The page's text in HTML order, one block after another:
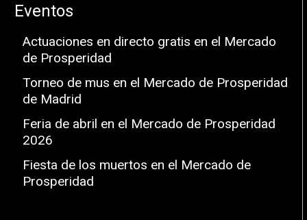
Eventos
Actuaciones en directo gratis en el Mercado
de Prosperidad
Torneo de mus en el Mercado de Prosperidad
de Madrid
Feria de abril en el Mercado de Prosperidad
2026
Fiesta de los muertos en el Mercado de
Prosperidad